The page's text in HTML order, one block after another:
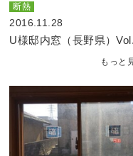
断熱
2016.11.28
U様邸内窓（長野県）
もっと